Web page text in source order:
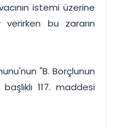
istemi üzerine
verirken bu zararın
"B. Borçlunun
117. maddesi